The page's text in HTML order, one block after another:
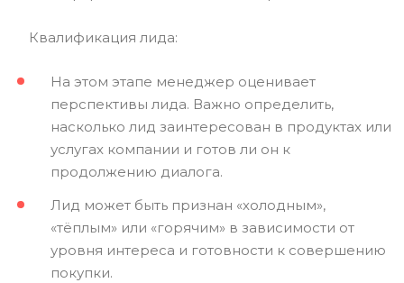
Квалификация лида:
На этом этапе менеджер оценивает
перспективы лида. Важно определить,
насколько лид заинтересован в продуктах или
услугах компании и готов ли он к
продолжению диалога.
Лид может быть признан «холодным»,
«тёплым» или «горячим» в зависимости от
уровня интереса и готовности к совершению
покупки.